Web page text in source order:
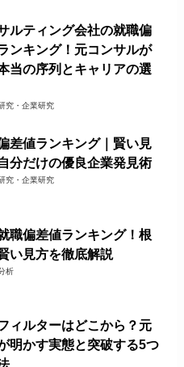
ルティング会社の就職偏
ンキング！元コンサルが
当の序列とキャリアの選
究・企業研究
差値ランキング｜賢い見
分だけの優良企業発見術
究・企業研究
職偏差値ランキング！根
い見方を徹底解説
析
ィルターはどこから？元
明かす実態と突破する5つ